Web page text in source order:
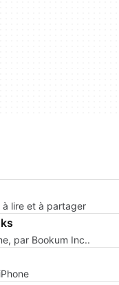
à lire et à partager
par Bookum Inc..